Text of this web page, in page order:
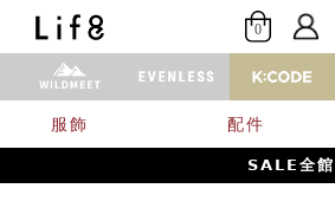
0
服飾 配件
𝗦𝗔𝗟𝗘全館